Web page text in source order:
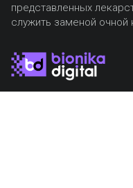
представленных
служить заменой очной